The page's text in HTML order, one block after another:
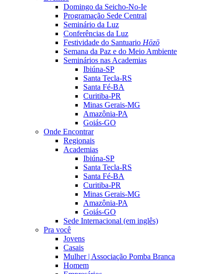
Domingo da Seicho-No-Ie
Programação Sede Central
Seminário da Luz
Conferências da Luz
Festividade do Santuario Hōzō
Semana da Paz e do Meio Ambiente
Seminários nas Academias
Ibiúna-SP
Santa Tecla-RS
Santa Fé-BA
Curitiba-PR
Minas Gerais-MG
Amazônia-PA
Goiás-GO
Onde Encontrar
Regionais
Academias
Ibiúna-SP
Santa Tecla-RS
Santa Fé-BA
Curitiba-PR
Minas Gerais-MG
Amazônia-PA
Goiás-GO
Sede Internacional (em inglês)
Pra você
Jovens
Casais
Mulher | Associação Pomba Branca
Homem